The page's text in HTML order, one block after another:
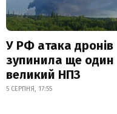
У РФ атака дронів
зупинила ще один
великий НПЗ
5 СЕРПНЯ, 17:55